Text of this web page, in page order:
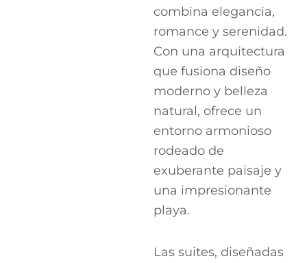
combina elegancia,
romance y serenidad.
Con una arquitectura
que fusiona diseño
moderno y belleza
natural, ofrece un
entorno armonioso
rodeado de
exuberante paisaje y
una impresionante
playa.
Las suites, diseñadas